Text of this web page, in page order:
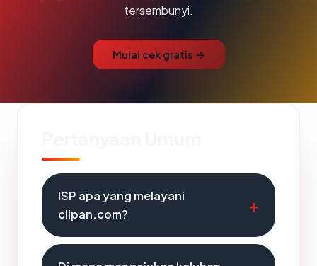
tersembunyi.
Mulai cek gratis →
ISP apa yang melayani
clipan.com?